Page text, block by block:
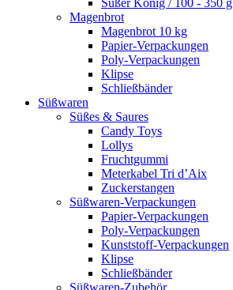
Süßer König / 100 - 350 g
Magenbrot
Magenbrot 10 kg
Papier-Verpackungen
Poly-Verpackungen
Klipse
Schließbänder
Süßwaren
Süßes & Saures
Candy Toys
Lollys
Fruchtgummi
Meterkabel Tri d’Aix
Zuckerstangen
Süßwaren-Verpackungen
Papier-Verpackungen
Poly-Verpackungen
Kunststoff-Verpackungen
Klipse
Schließbänder
Süßwaren-Zubehör